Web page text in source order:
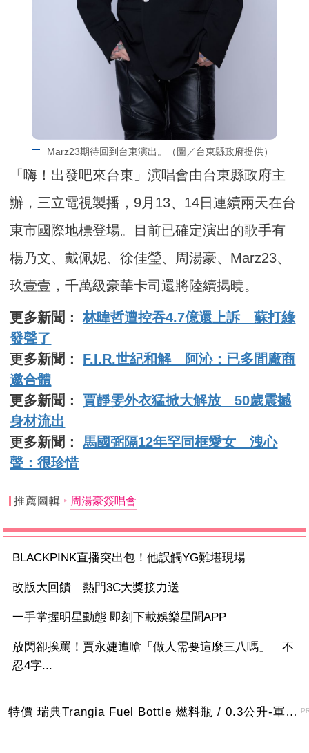
Marz23期待回到台東演出。（圖／台東縣政府提供）
「嗨！出發吧來台東」演唱會由台東縣政府主
辦，三立電視製播，9月13、14日連續兩天在台
東市國際地標登場。目前已確定演出的歌手有
楊乃文、戴佩妮、徐佳瑩、周湯豪、Marz23、
玖壹壹，千萬級豪華卡司還將陸續揭曉。
更多新聞：林暐哲遭控吞4.7億還上訴 蘇打綠
發聲了
更多新聞： F.I.R.世紀和解 阿沁：已多間廠商
邀合體
更多新聞： 賈靜雯外衣猛掀大解放 50歲震撼
身材流出
更多新聞：馬國弼隔12年罕同框愛女 洩心
聲：很珍惜
推薦圖輯 周湯豪簽唱會
BLACKPINK直播突出包！他誤觸YG難堪現場
改版大回饋 熱門3C大獎接力送
一手掌握明星動態 即刻下載娛樂星聞APP
放閃卻挨罵！賈永婕遭嗆「做人需要這麼三八嗎」 不
忍4字...
特價 瑞典Trangia Fuel Bottle 燃料瓶 / 0.3公升-軍綠色